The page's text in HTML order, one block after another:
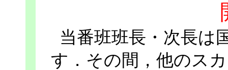
当番班班長・次長は
す．その間，他のス